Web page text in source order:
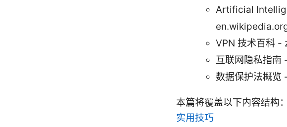
Artificial
VPN 技术百科
互联网隐私指南
数据保护法概览
本篇将覆盖以下内容结构：
实用技巧